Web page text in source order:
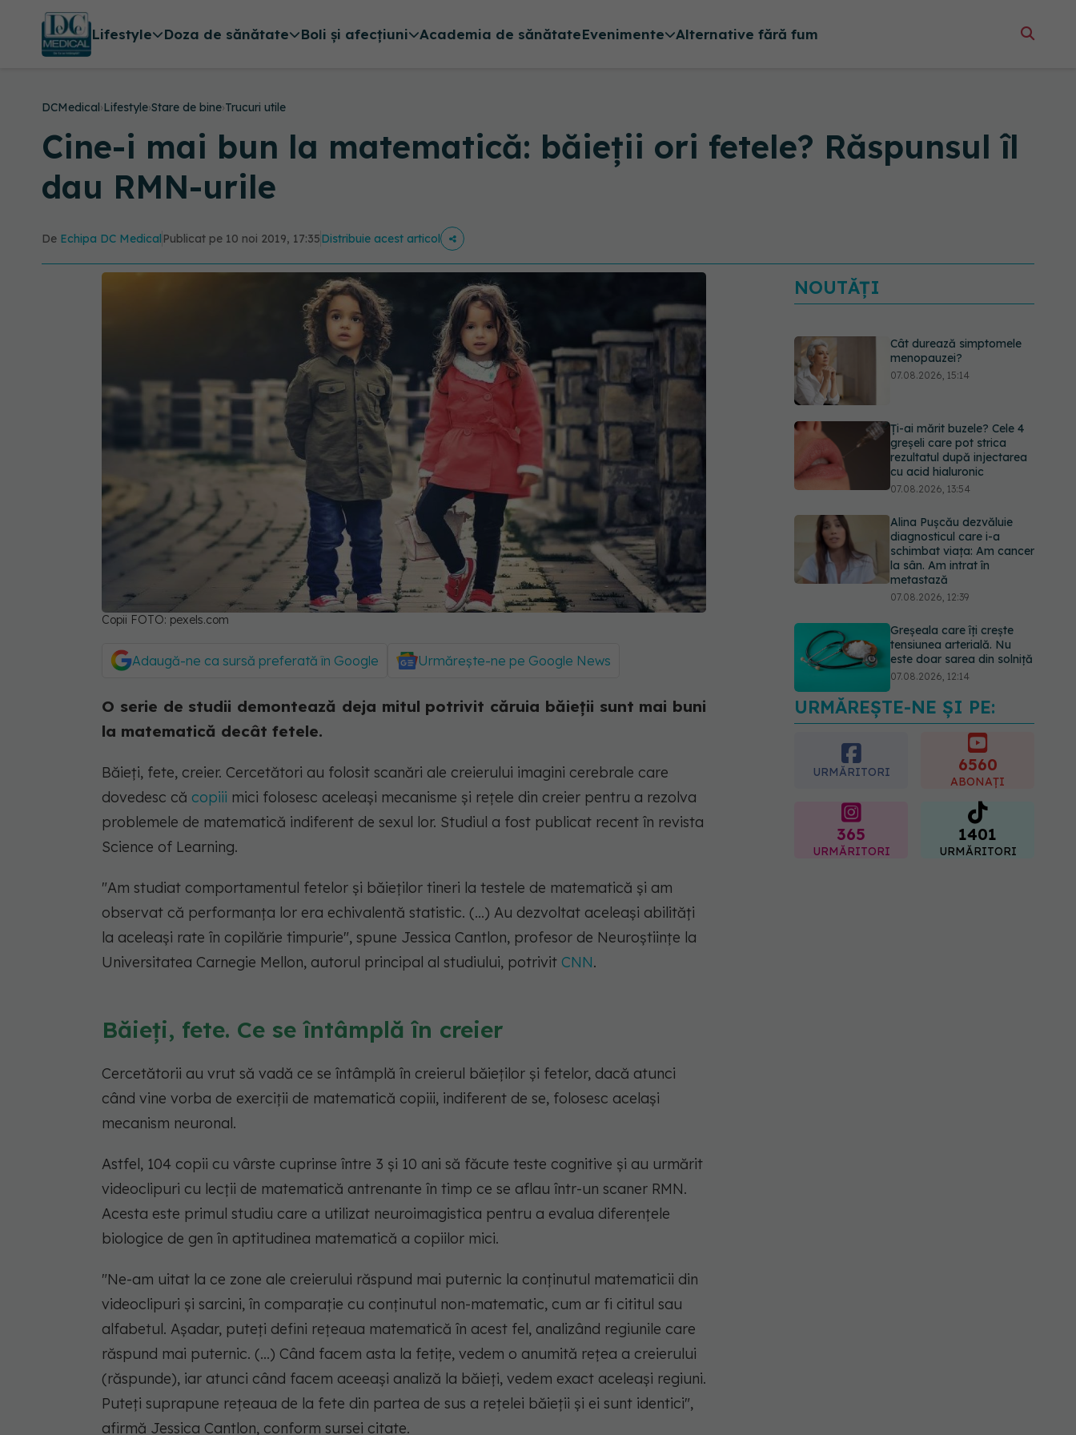
Lifestyle Doza de sănătate Boli și afecțiuni Academia de sănătateEvenimente Alternative fără fum
DCMedical›Lifestyle›Stare de bine›Trucuri utile
Cine-i mai bun la matematică: băieții ori fetele? Răspunsul îl
dau RMN-urile
De Echipa DC Medical Publicat pe 10 noi 2019, 17:35Distribuie acest articol
Copii FOTO: pexels.com
Adaugă-ne ca sursă preferată în Google Urmărește-ne pe Google News
O serie de studii demontează deja mitul potrivit căruia băieții sunt mai buni
la matematică decât fetele.
Băieți, fete, creier. Cercetători au folosit scanări ale creierului imagini cerebrale care
dovedesc că copiii mici folosesc aceleași mecanisme și rețele din creier pentru a rezolva
problemele de matematică indiferent de sexul lor. Studiul a fost publicat recent în revista
Science of Learning.
"Am studiat comportamentul fetelor și băieților tineri la testele de matematică și am
observat că performanța lor era echivalentă statistic. (...) Au dezvoltat aceleași abilități
la aceleași rate în copilărie timpurie", spune Jessica Cantlon, profesor de Neuroștiințe la
Universitatea Carnegie Mellon, autorul principal al studiului, potrivit CNN.
Băieți, fete. Ce se întâmplă în creier
Cercetătorii au vrut să vadă ce se întâmplă în creierul băieților și fetelor, dacă atunci
când vine vorba de exerciții de matematică copiii, indiferent de se, folosesc același
mecanism neuronal.
Astfel, 104 copii cu vârste cuprinse între 3 și 10 ani să făcute teste cognitive și au urmărit
videoclipuri cu lecții de matematică antrenante în timp ce se aflau într-un scaner RMN.
Acesta este primul studiu care a utilizat neuroimagistica pentru a evalua diferențele
biologice de gen în aptitudinea matematică a copiilor mici.
"Ne-am uitat la ce zone ale creierului răspund mai puternic la conținutul matematicii din
videoclipuri și sarcini, în comparație cu conținutul non-matematic, cum ar fi cititul sau
alfabetul. Așadar, puteți defini rețeaua matematică în acest fel, analizând regiunile care
răspund mai puternic. (...) Când facem asta la fetițe, vedem o anumită rețea a creierului
(răspunde), iar atunci când facem aceeași analiză la băieți, vedem exact aceleași regiuni.
Puteți suprapune rețeaua de la fete din partea de sus a rețelei băieții și ei sunt identici",
afirmă Jessica Cantlon, conform sursei citate.
NOUTĂȚI
Cât durează simptomele
menopauzei?
07.08.2026, 15:14
Ți-ai mărit buzele? Cele 4
greșeli care pot strica
rezultatul după injectarea
cu acid hialuronic
07.08.2026, 13:54
Alina Pușcău dezvăluie
diagnosticul care i-a
schimbat viața: Am cancer
la sân. Am intrat în
metastază
07.08.2026, 12:39
Greșeala care îți crește
tensiunea arterială. Nu
este doar sarea din solniță
07.08.2026, 12:14
PNRR: 174 de milioane de
lei pentru sănătate într-o
singură săptămână. Ce
spitale primesc bani
07.08.2026, 16:41
URMĂREȘTE-NE ȘI PE:
URMĂRITORI 6560
ABONAȚI
365
URMĂRITORI
1401
URMĂRITORI